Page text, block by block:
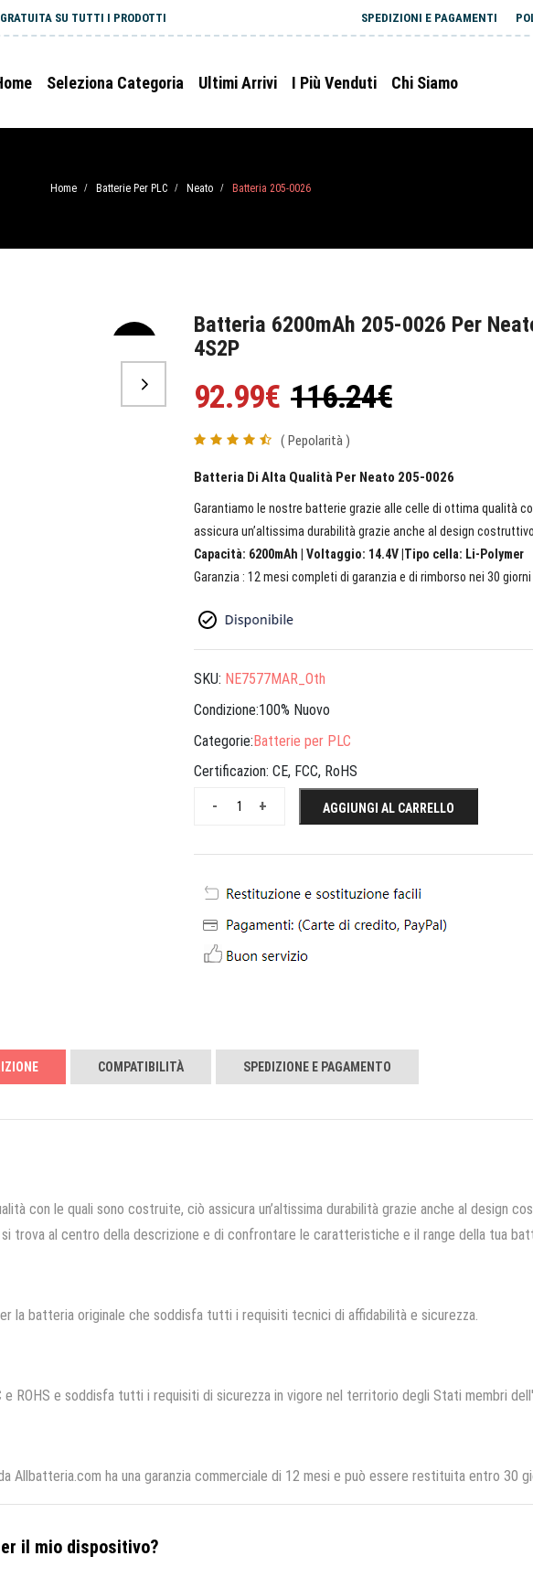
SU TUTTI I PRODOTTI SPEDIZIONI E PAGAMENTI
Seleziona Categoria Ultimi Arrivi I Più Venduti Chi Siamo
Home / Batterie Per PLC / Neato / Batteria 205-0026
Batteria 6200mAh 205-0026 Per
4S2P
92.99€ 116.24€
( Pepolarità )
Batteria Di Alta Qualità Per Neato 205-0026
Garantiamo le nostre batterie grazie alle celle di ottima qualità
assicura un’altissima durabilità grazie anche al design
Capacità: 6200mAh | Voltaggio: 14.4V |Tipo cella: Li-Polymer
Garanzia : 12 mesi completi di garanzia e di rimborso nei 30 giorni
SKU: NE7577MAR_Oth
Condizione:100% Nuovo
Categorie:Batterie per PLC
Certificazion: CE, FCC, RoHS
+
- AGGIUNGI AL CARRELLO
COMPATIBILITÀ SPEDIZIONE E PAGAMENTO
con le quali sono costruite, ciò assicura un’altissima durabilità grazie anche al design
trova al centro della descrizione e di confrontare le caratteristiche e il range della tua
la batteria originale che soddisfa tutti i requisiti tecnici di affidabilità e sicurezza.
ROHS e soddisfa tutti i requisiti di sicurezza in vigore nel territorio degli Stati membri
Allbatteria.com ha una garanzia commerciale di 12 mesi e può essere restituita entro 30
il mio dispositivo?